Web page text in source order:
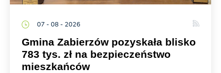
07 - 08 - 2026
Gmina Zabierzów pozyskała blisko
783 tys. zł na bezpieczeństwo
mieszkańców